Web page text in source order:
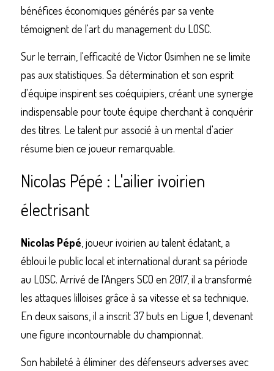
bénéfices économiques générés par sa vente
témoignent de l'art du management du LOSC.
Sur le terrain, l'efficacité de Victor Osimhen ne se limite
pas aux statistiques. Sa détermination et son esprit
d'équipe inspirent ses coéquipiers, créant une synergie
indispensable pour toute équipe cherchant à conquérir
des titres. Le talent pur associé à un mental d'acier
résume bien ce joueur remarquable.
Nicolas Pépé : L'ailier ivoirien
électrisant
Nicolas Pépé , joueur ivoirien au talent éclatant, a
ébloui le public local et international durant sa période
au LOSC. Arrivé de l'Angers SCO en 2017, il a transformé
les attaques lilloises grâce à sa vitesse et sa technique.
En deux saisons, il a inscrit 37 buts en Ligue 1, devenant
une figure incontournable du championnat.
Son habileté à éliminer des défenseurs adverses avec